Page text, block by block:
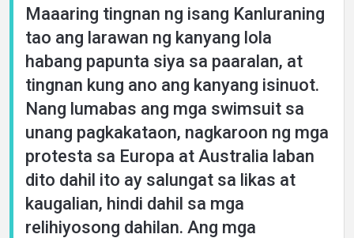
Maaaring tingnan ng isang Kanluraning
tao ang larawan ng kanyang lola
habang papunta siya sa paaralan, at
tingnan kung ano ang kanyang isinuot.
Nang lumabas ang mga swimsuit sa
unang pagkakataon, nagkaroon ng mga
protesta sa Europa at Australia laban
dito dahil ito ay salungat sa likas at
kaugalian, hindi dahil sa mga
relihiyosong dahilan. Ang mga